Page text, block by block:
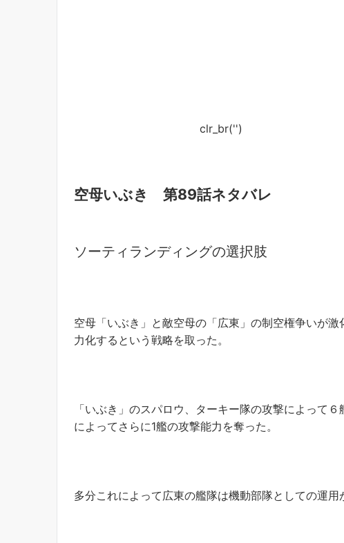
clr_br('')
空母いぶき 第89話ネタバレ
ソーティランディングの選択肢
空母「いぶき」と敵空母の「広東」の制空権争いが
力化するという戦略を取った。
「いぶき」のスパロウ、ターキー隊の攻撃によって
によってさらに1艦の攻撃能力を奪った。
多分これによって広東の艦隊は機動部隊としての運用